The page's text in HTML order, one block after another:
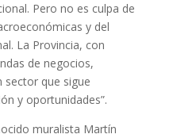
Pero no es culpa de
y del
La Provincia, con
de negocios,
sector que sigue
y oportunidades”.
muralista Martín